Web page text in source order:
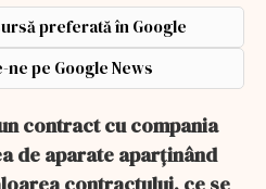
preferată în Google
pe Google News
contract cu compania
de aparate aparținând
contractului, ce se